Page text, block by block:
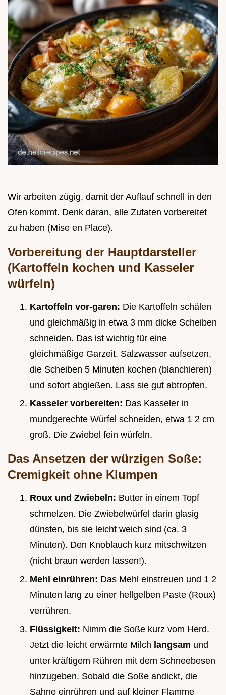
Wir arbeiten zügig, damit der Auflauf schnell in den
Ofen kommt. Denk daran, alle Zutaten vorbereitet
zu haben (Mise en Place).
Vorbereitung der Hauptdarsteller
(Kartoffeln kochen und Kasseler
würfeln)
Kartoffeln vor-garen: Die Kartoffeln schälen
und gleichmäßig in etwa 3 mm dicke Scheiben
schneiden. Das ist wichtig für eine
gleichmäßige Garzeit. Salzwasser aufsetzen,
die Scheiben 5 Minuten kochen (blanchieren)
und sofort abgießen. Lass sie gut abtropfen.
Kasseler vorbereiten: Das Kasseler in
mundgerechte Würfel schneiden, etwa 1 2 cm
groß. Die Zwiebel fein würfeln.
Das Ansetzen der würzigen Soße:
Cremigkeit ohne Klumpen
Roux und Zwiebeln: Butter in einem Topf
schmelzen. Die Zwiebelwürfel darin glasig
dünsten, bis sie leicht weich sind (ca. 3
Minuten). Den Knoblauch kurz mitschwitzen
(nicht braun werden lassen!).
Mehl einrühren: Das Mehl einstreuen und 1 2
Minuten lang zu einer hellgelben Paste (Roux)
verrühren.
Flüssigkeit: Nimm die Soße kurz vom Herd.
Jetzt die leicht erwärmte Milch langsam und
unter kräftigem Rühren mit dem Schneebesen
hinzugeben. Sobald die Soße andickt, die
Sahne einrühren und auf kleiner Flamme